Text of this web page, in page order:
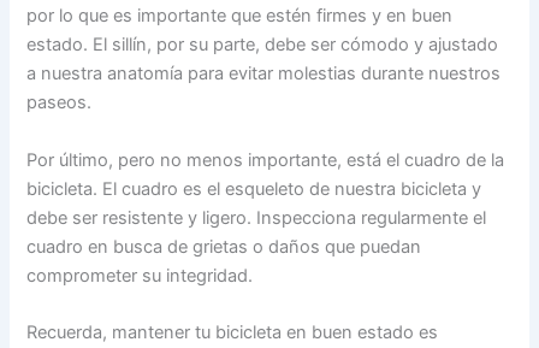
por lo que es importante que estén firmes y en buen
estado. El sillín, por su parte, debe ser cómodo y ajustado
a nuestra anatomía para evitar molestias durante nuestros
paseos.
Por último, pero no menos importante, está el cuadro de la
bicicleta. El cuadro es el esqueleto de nuestra bicicleta y
debe ser resistente y ligero. Inspecciona regularmente el
cuadro en busca de grietas o daños que puedan
comprometer su integridad.
Recuerda, mantener tu bicicleta en buen estado es